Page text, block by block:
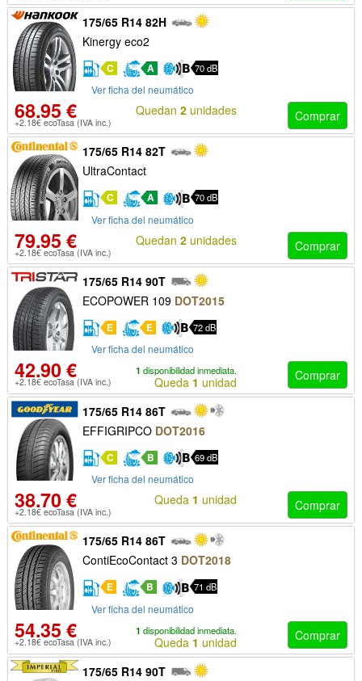
175/65 R14 82H
Kinergy eco2
C A 70 dB
Ver ficha del neumático
68.95 €
+2.18€ ecoTasa (IVA inc.) Comprar
Quedan 2unidades
175/65 R14 82T
UltraContact
C A 70 dB
Ver ficha del neumático
79.95 €
+2.18€ ecoTasa (IVA inc.) Comprar
Quedan 2unidades
175/65 R14 90T
ECOPOWER 109 DOT2015
E E 72 dB
Ver ficha del neumático
42.90 €
+2.18€ ecoTasa (IVA inc.) Comprar
1 disponibilidad inmediata.
Queda 1 unidad
175/65 R14 86T
EFFIGRIPCO DOT2016
C B 69 dB
Ver ficha del neumático
38.70 €
+2.18€ ecoTasa (IVA inc.) Comprar
Queda 1 unidad
175/65 R14 86T
ContiEcoContact 3 DOT2018
E B 71 dB
Ver ficha del neumático
54.35 €
+2.18€ ecoTasa (IVA inc.) Comprar
1 disponibilidad inmediata.
Queda 1 unidad
175/65 R14 90T